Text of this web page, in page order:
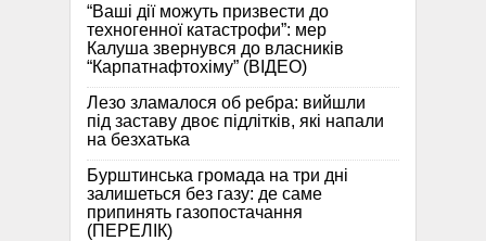
“Ваші дії можуть призвести до
техногенної катастрофи”: мер
Калуша звернувся до власників
“Карпатнафтохіму” (ВІДЕО)
Лезо зламалося об ребра: вийшли
під заставу двоє підлітків, які напали
на безхатька
Бурштинська громада на три дні
залишеться без газу: де саме
припинять газопостачання
(ПЕРЕЛІК)